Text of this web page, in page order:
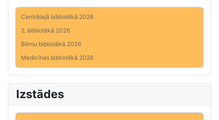
Centrālajā bibliotēkā 2026
2. bibliotēkā 2026
Bērnu bibliotēkā 2026
Medicīnas bibliotēkā 2026
Izstādes